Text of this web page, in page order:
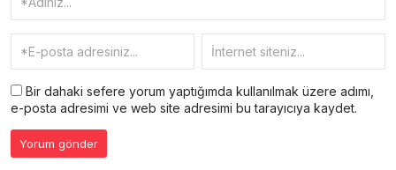
Bir dahaki sefere yorum yaptığımda kullanılmak üzere adımı,
e-posta adresimi ve web site adresimi bu tarayıcıya kaydet.